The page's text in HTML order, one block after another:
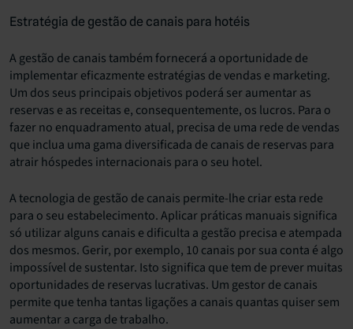
Estratégia de gestão de canais para hotéis
A gestão de canais também fornecerá a oportunidade de
implementar eficazmente estratégias de vendas e marketing.
Um dos seus principais objetivos poderá ser aumentar as
reservas e as receitas e, consequentemente, os lucros. Para o
fazer no enquadramento atual, precisa de uma rede de vendas
que inclua uma gama diversificada de canais de reservas para
atrair hóspedes internacionais para o seu hotel.
A tecnologia de gestão de canais permite-lhe criar esta rede
para o seu estabelecimento. Aplicar práticas manuais significa
só utilizar alguns canais e dificulta a gestão precisa e atempada
dos mesmos. Gerir, por exemplo, 10 canais por sua conta é algo
impossível de sustentar. Isto significa que tem de prever muitas
oportunidades de reservas lucrativas. Um gestor de canais
permite que tenha tantas ligações a canais quantas quiser sem
aumentar a carga de trabalho.